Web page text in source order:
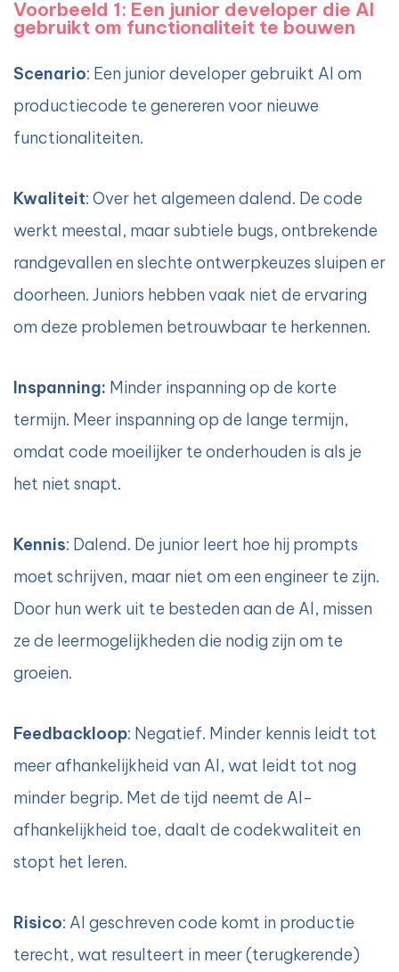
Voorbeeld 1: Een junior developer die AI
gebruikt om functionaliteit te bouwen
Scenario: Een junior developer gebruikt AI om
productiecode te genereren voor nieuwe
functionaliteiten.
Kwaliteit: Over het algemeen dalend. De code
werkt meestal, maar subtiele bugs, ontbrekende
randgevallen en slechte ontwerpkeuzes sluipen er
doorheen. Juniors hebben vaak niet de ervaring
om deze problemen betrouwbaar te herkennen.
Inspanning: Minder inspanning op de korte
termijn. Meer inspanning op de lange termijn,
omdat code moeilijker te onderhouden is als je
het niet snapt.
Kennis: Dalend. De junior leert hoe hij prompts
moet schrijven, maar niet om een engineer te zijn.
Door hun werk uit te besteden aan de AI, missen
ze de leermogelijkheden die nodig zijn om te
groeien.
Feedbackloop: Negatief. Minder kennis leidt tot
meer afhankelijkheid van AI, wat leidt tot nog
minder begrip. Met de tijd neemt de AI-
afhankelijkheid toe, daalt de codekwaliteit en
stopt het leren.
Risico: AI geschreven code komt in productie
terecht, wat resulteert in meer (terugkerende)